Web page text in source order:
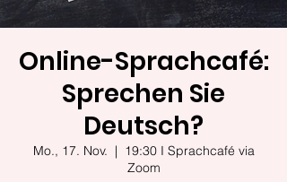
Online-Sprachcafé:
Sprechen Sie
Deutsch?
Mo., 17. Nov.
  |
19:30 I Sprachcafé via
Zoom